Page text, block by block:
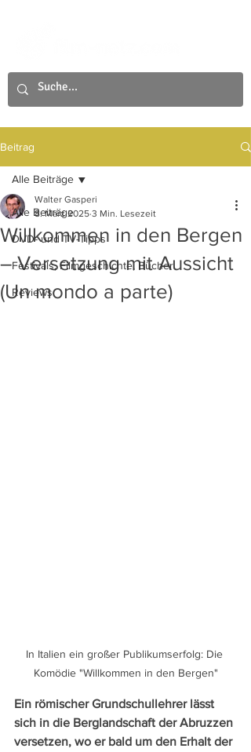
Beitrag
Alle Beiträge
DVD- und TV-Tipps
Festivals, Filmgeschichte, Bücher
Reviews
Alle Beiträge
Willkommen in den Bergen
– Versetzung mit Aussicht
(Un mondo a parte)
Walter Gasperi
8. März 2025 3 Min. Lesezeit
In Italien ein großer Publikumserfolg: Die
Komödie "Willkommen in den Bergen"
Ein römischer Grundschullehrer lässt
sich in die Berglandschaft der Abruzzen
versetzen, wo er bald um den Erhalt der